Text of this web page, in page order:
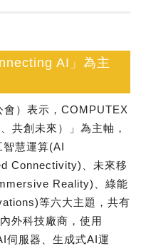
AI」為主
會）表示，COMPUTEX
共創未來）」為主軸，
慧運算(AI
Connectivity)、未來移
Reality)、綠能
等六大主題，共有
外科技廠商，使用
伺服器、生成式AI運